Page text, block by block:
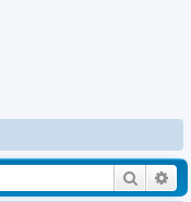
Поиск